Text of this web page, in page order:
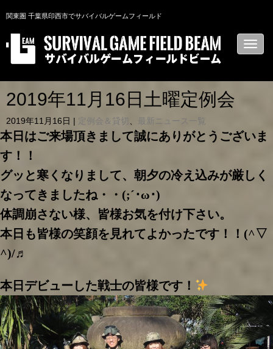
関東圏 千葉県印西市でサバイバルゲームフィールド
N
a
g
n
2019年11月16日土曜定例会
2019年11月16日 定例会＆貸切 、 最新ニュース一覧
本日はご来場頂きまして誠にありがとうございま
す！！
グッと寒くなりまして、朝夕の冷え込みが厳しく
なってきましたね・・(;´･ω･)
体調崩さない様、皆様お気を付け下さい。
本日も皆様の笑顔を見れてよかったです！！(^▽
^)/♬
本日デビューした戦士の皆様です！